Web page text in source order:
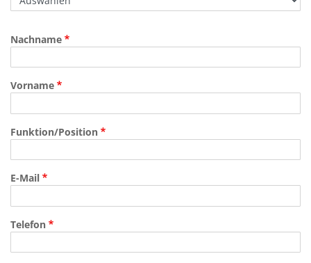
Nachname
Vorname
Funktion/Position
E-Mail
Telefon